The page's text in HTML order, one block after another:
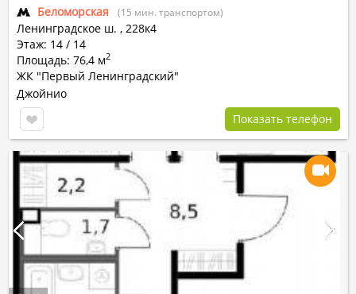
Беломорская (15 мин. транспортом)
Ленинградское ш. , 228к4
Этаж: 14 / 14
Площадь: 76,4 м2
ЖК "Первый Ленинградский"
Джойнио
Показать телефон